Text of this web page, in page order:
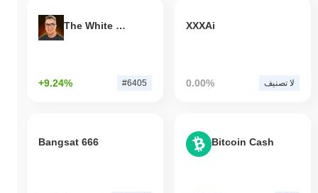
The White Bull
+9.24% #6405
XXXAi
0.00% لا تصنيف
Bangsat 666 Bitcoin Cash